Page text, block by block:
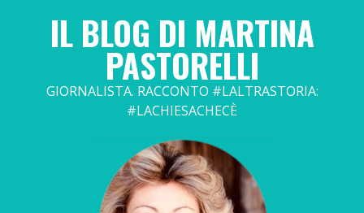
IL BLOG DI MARTINA
PASTORELLI
GIORNALISTA. RACCONTO #LALTRASTORIA:
#LACHIESACHECÈ